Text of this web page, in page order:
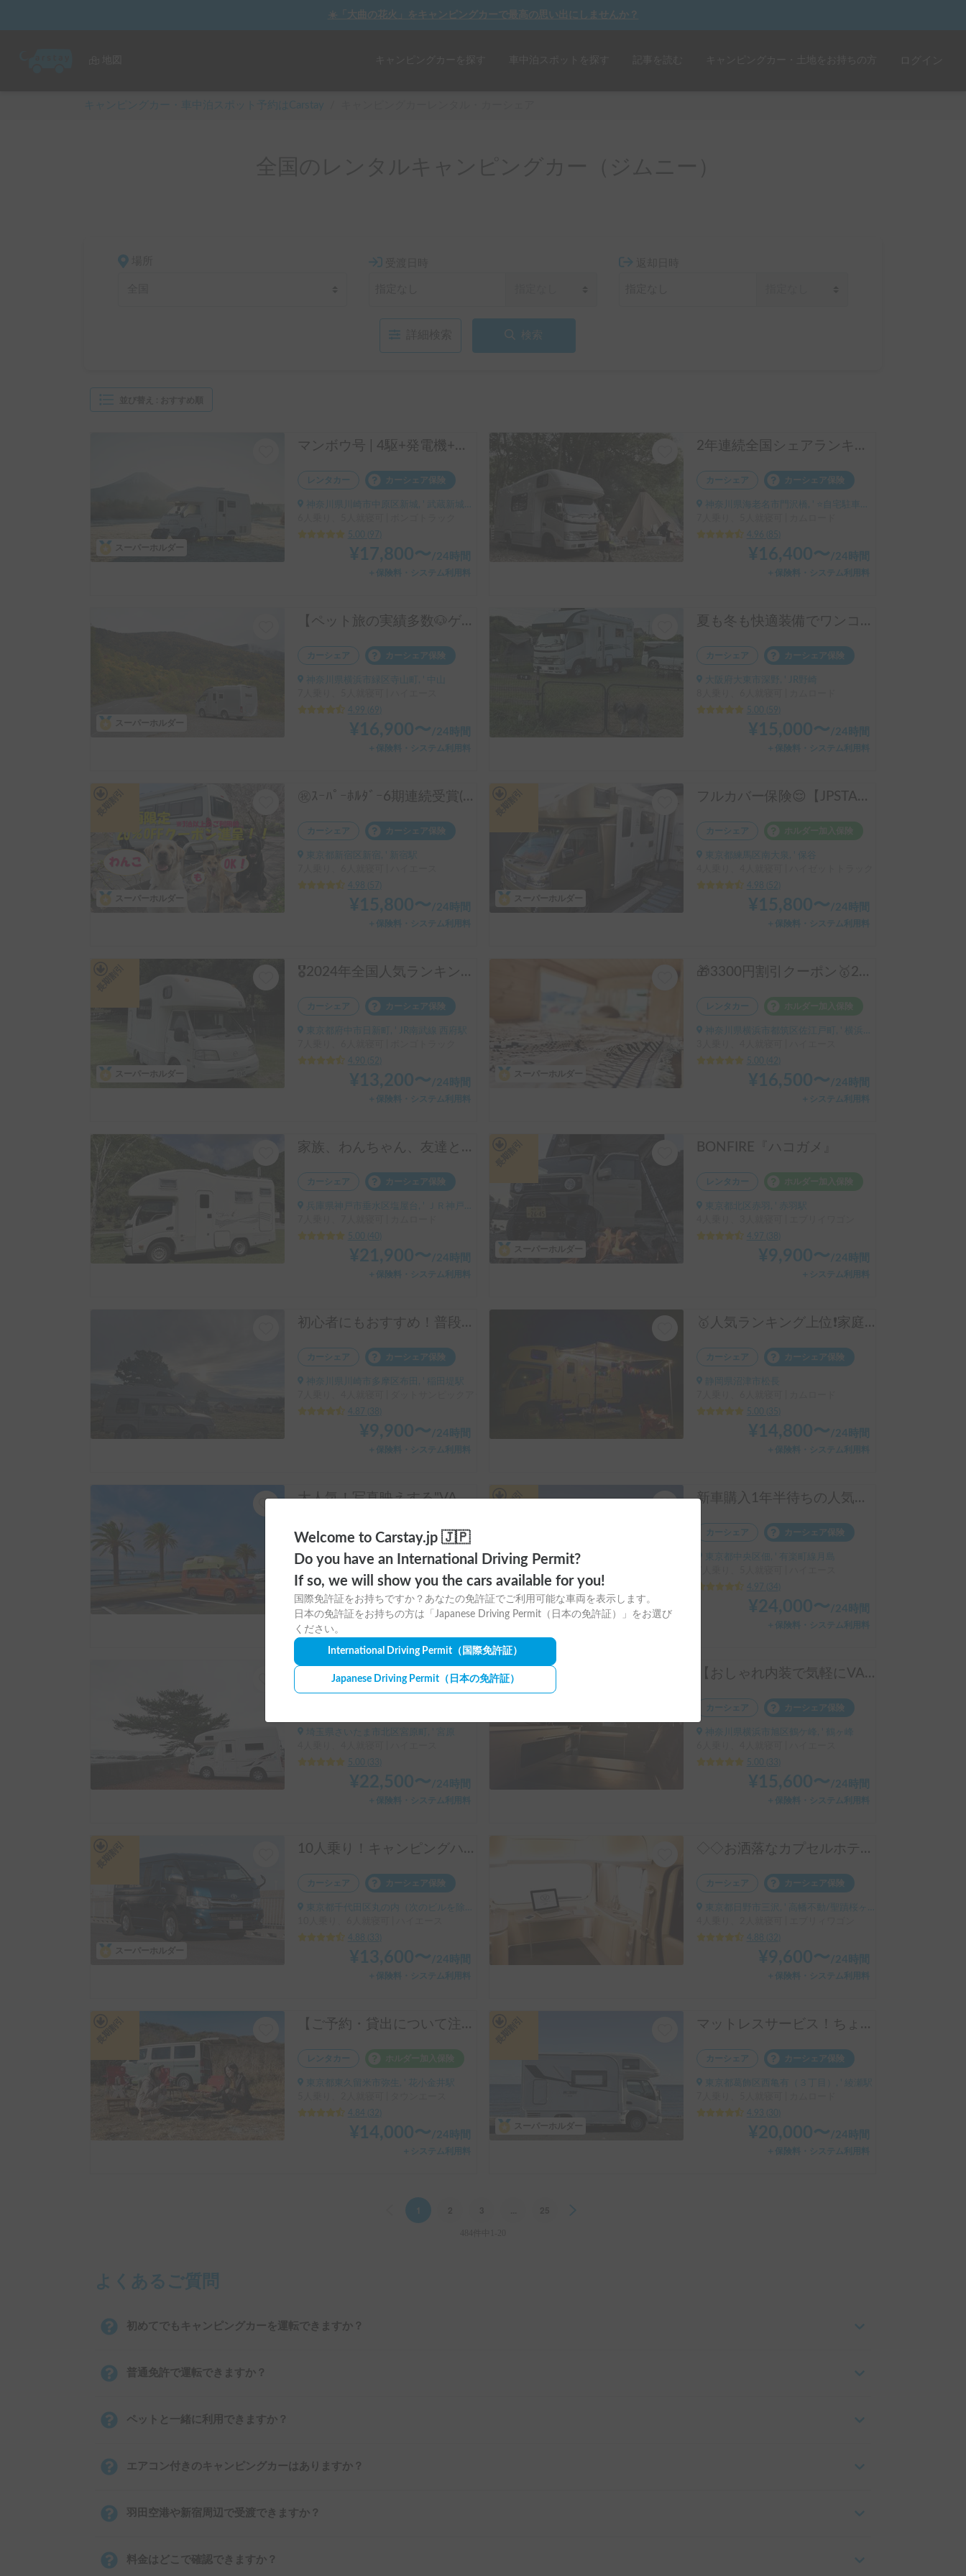
Welcome to Carstay.jp 🇯🇵
Do you have an International Driving Permit?
If so, we will show you the cars available for you!
国際免許証をお持ちですか？あなたの免許証でご利用可能な車両を表示します。
日本の免許証をお持ちの方は「Japanese Driving Permit（日本の免許証）」をお選び
ください。
International Driving Permit （国際免許証）
Japanese Driving Permit（日本の免許証）
☀️「大曲の花火」をキャンピングカーで最高の思い出にしませんか？
検索
マンボウ号 | 4駆+発電機+家庭用クーラー/レンタル事業者の為、万が一の自損事故の車両保険ついてます
レンタカー カーシェア保険
神奈川県川崎市中原区新城, ' 武蔵新城駅南口
5.00 97
¥ 17,800〜/24時間
＋保険料・システム利用料
2年連続全国シェアランキング1位獲得🥇 🏕️フル装備のキャンピングカーで快適な家族旅行をお楽しみ下さい😆
カーシェア カーシェア保険
神奈川県海老名市門沢橋, ' ⭐️自宅駐車場（普通車1台1,500円）
4.96 85
¥ 16,400〜/24時間
＋保険料・システム利用料
【ペット旅の実績多数🐶ゲージ不要】HARRY’s キャンピングカー 🐾 ｜ポタ電・バーベキューセット無料貸し出し🚐
カーシェア カーシェア保険
神奈川県横浜市緑区寺山町, ' 中山
4.99 69
¥ 16,900〜/24時間
＋保険料・システム利用料
夏も冬も快適装備でワンコと旅を!!
カーシェア カーシェア保険
大阪府大東市深野, ' JR野崎
5.00 59
¥ 15,000〜/24時間
＋保険料・システム利用料
㊗️ｽｰﾊﾟｰﾎﾙﾀﾞｰ6期連続受賞(2024-26年 認定実績)👑 長期のご利用実績多数♨️🐕♨️わんちゃん🆗🙆✨FFヒーターで夜はぽかぽか☕️直前予約も可能(要相談下さい)⏰全面網戸で犬も人も快適👍ファミリーも喜んで頂けます😃〈ポータブルクーラー・大容量ポータブルバッテリー・電子レンジ・天井換気ファン・冷蔵庫・サブバッテリー2機・外部電源〉 断熱車体&アクリル二重＋網戸とシェード付の断熱窓！花火大会＆野外音楽フェスにも！ロードバイク2台楽々積んで車中泊OK❣️トランポ的な使い方も出来ます！ ハイエース サーフィン 憧れのキャンピングカーで！ 白馬 野沢温泉 蔵王 八方尾根 妙高 スキー スノボ
カーシェア カーシェア保険
東京都新宿区新宿, ' 新宿駅
4.98 57
¥ 15,800〜/24時間
＋保険料・システム利用料
フルカバー保険😌【JPSTAR HAPPY1+】エアコン完備！ペット歓迎🐾配車先多数🐾《西東京キャンピングカーレンタル》
カーシェア
東京都練馬区南大泉, ' 保谷
4.98 52
¥ 15,800〜/24時間
＋保険料・システム利用料
🎖️2024年全国人気ランキング４位🎖️！装備充実！コインパーキング駐車可！6名就寝
カーシェア カーシェア保険
東京都府中市日新町, ' JR南武線 西府駅
4.90 52
¥ 13,200〜/24時間
＋保険料・システム利用料
🎁3300円割引クーポン🥇25年上半期人気No.1「動くログハウス🪵」【カップルに大人気✨】【ペット旅🐕】📌内容充実なのに格安の「オリジナル保険プラン」を準備👍
レンタカー
神奈川県横浜市都筑区佐江戸町, ' 横浜線鴨居駅
5.00 42
¥ 16,500〜/24時間
＋システム利用料
家族、わんちゃん、友達と楽しもう！！お気軽旅行のキャンピングカー（コルドバンクス）四国・淡路島にアクセス抜群🗾ペット大歓迎🐶ケージ無しOK、WIFI無料
カーシェア カーシェア保険
兵庫県神戸市垂水区塩屋台, ' ＪＲ神戸線塩屋駅
5.00 40
¥21,900〜/24時間
＋保険料・システム利用料
BONFIRE『ハコガメ』
レンタカー
東京都北区赤羽, ' 赤羽駅
4.97 38
¥9,900〜/24時間
＋システム利用料
初心者にもおすすめ！普段遣いもしやすいピックアップトラックキャンピングカー！
カーシェア カーシェア保険
神奈川県川崎市多摩区布田, ' 稲田堤駅
4.87 38
¥9,900〜/24時間
＋保険料・システム利用料
🥇人気ランキング上位❗️家庭用エアコン、リチウムバッテリー、キッチン設備有り！事前見学ok!フル装備のキャンピングカー‼️
カーシェア カーシェア保険
静岡県沼津市松長
5.00 35
¥ 14,800〜/24時間
＋保険料・システム利用料
大人気！写真映えする"VANLIFE"キャンパー「モビゴン」🍊
レンタカー カーシェア保険
神奈川県横浜市旭区二俣川, ' 相鉄線 二俣川駅
4.91(35)
¥20,000〜/ 24時間
長期割引 新車購入1年半待ちの人気車種・新型★セレンゲティ525（4WD）★で絶好のアウトドアシーズンを楽しもう！
カーシェア カーシェア保険
東京都中央区佃, ' 有楽町線月島
4.97 34
¥24,000〜/24時間
＋保険料・システム利用料
🚐 「泊まるを、もっと自由に。」「ワンちゃんも一緒に、旅に出よう。」ハイエースベースのラグジュアリーキャブコン！ 4人乗りで広々ゆったり快適空間 ・リアクーラー完備で移動中も後部座席も快適 ・揺れが少なく長距離でも快適な乗り心地 👉 初めてのキャンピングカーにもおすすめです！オプションキャンプ用品も充実してます。
埼玉県さいたま市北区宮原町, ' 宮原
5.00 33
¥22,500〜/24時間
＋保険料・システム利用料
長期割引 【おしゃれ内装で気軽にVANLIFE】U-BASE ONE | 運転しやすいハイエース！ポータブルエアコンで夏も冬も快適旅へ
カーシェア カーシェア保険
神奈川県横浜市旭区鶴ケ峰, ' 鶴ヶ峰
5.00 33
¥ 15,600〜/24時間
＋保険料・システム利用料
10人乗り！キャンピングハイエース！配車無料！割引アリ！！
カーシェア カーシェア保険
東京都千代田区丸の内（次のビルを除く）, ' 東京駅
4.88 33
¥ 13,600〜/24時間
＋保険料・システム利用料
◇◇お洒落なカプセルホテル号（ギア無料手ぶらOK）◇◇
カーシェア カーシェア保険
東京都日野市三沢, ' 高幡不動/聖蹟桜ヶ丘/多摩センター
4.88 32
¥9,600〜/24時間
＋保険料・システム利用料
【ご予約・貸出について注意点あり】初めての車中泊はシンク付きアルトピアーノで決まり！！当店のキャンピングレンタカーは【ペット同乗可能！５人乗り！大人２名就寝可能。 安心のトヨタ正規ディーラーレンタル！！】シンク付きアルトピアーノ愛犬との車中泊旅にピッタリ🐶ペット/初心者大歓迎🔰/音楽フェス等などなどご利用ください。コンパクトで運転しやすいキャンピングカー🚙
レンタカー
東京都東久留米市弥生, ' 花小金井駅
4.84 32
¥ 14,000〜/24時間
＋システム利用料
マットレスサービス！ちょうどいいサイズ！MOBBY号！
カーシェア カーシェア保険
東京都葛飾区西亀有（３丁目）, ' 綾瀬駅
4.93 30
¥20,000〜/24時間
＋保険料・システム利用料
Previous
1
よくあるご質問
初めてでもキャンピングカーを運転できますか？
普通免許で運転できますか？
ペットと一緒に利用できますか？
エアコン付きのキャンピングカーはありますか？
羽田空港や新宿周辺で受渡できますか？
料金はどこで確認できますか？